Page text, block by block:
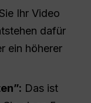
Ihr Video
dafür
ein höherer
Das ist